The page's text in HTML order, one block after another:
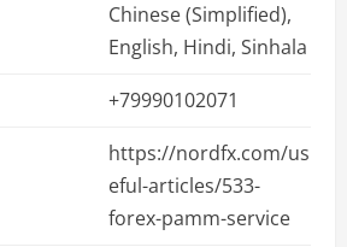
Chinese (Simplified),
English, Hindi, Sinhala
+79990102071
https://nordfx.com/us
eful-articles/533-
forex-pamm-service